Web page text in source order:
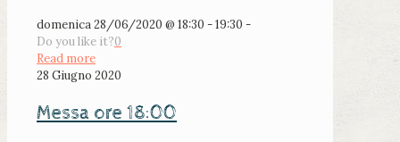
domenica 28/06/2020 @ 18:30 - 19:30 -
Do you like it?0
Read more
28 Giugno 2020
Messa ore 18:00